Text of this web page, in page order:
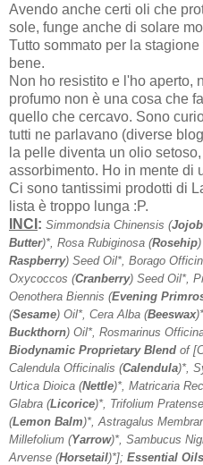
Avendo anche certi oli che
sole, funge anche di solare
Tutto sommato per la
bene.
Non ho resistito e l'ho aperto,
profumo non è una cosa che
quello che cercavo. Sono
tutti ne parlavano (diverse
la pelle diventa un olio
assorbimento. Ho in mente di
Ci sono tantissimi prodotti di
lista è troppo lunga :P.
INCI : Simmondsia Chinensis (
Butter)*, Rosa Rubiginosa (Rosehip
Raspberry) Seed Oil*, Borago
Oxycoccos (Cranberry) Seed Oil*,
Oenothera Biennis (Evening
(Sesame) Oil*, Cera Alba (Beeswax
Buckthorn) Oil*, Rosmarinus
Biodynamic Proprietary Blend of
Calendula Officinalis (Calendula)*,
Urtica Dioica (Nettle)*, Matricaria
Glabra (Licorice)*, Trifolium
(Lemon Balm)*, Astragalus
Millefolium (Yarrow)*, Sambucus
Arvense (Horsetail)*]; Essential